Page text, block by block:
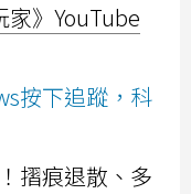
》YouTube
按下追蹤，科
摺痕退散、多